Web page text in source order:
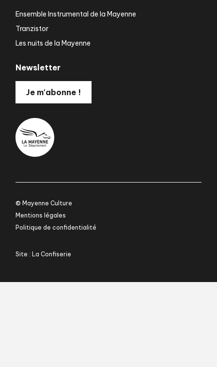
Ensemble Instrumental de la Mayenne
Tranzistor
Les nuits de la Mayenne
Newsletter
Je m'abonne !
© Mayenne Culture
Mentions légales
Politique de confidentialité
Site : La Confiserie